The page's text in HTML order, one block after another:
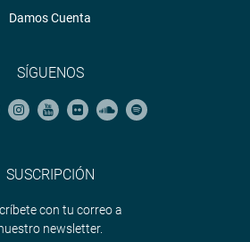
Damos Cuenta
SÍGUENOS
SUSCRIPCIÓN
con tu correo a
newsletter.